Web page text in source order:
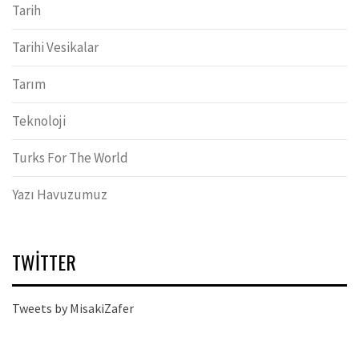
Tarih
Tarihi Vesikalar
Tarım
Teknoloji
Turks For The World
Yazı Havuzumuz
TWITTER
Tweets by MisakiZafer